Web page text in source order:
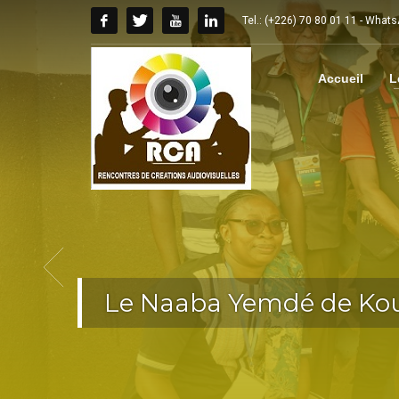
Tel.: (+226) 70 80 01 11 -
Accueil